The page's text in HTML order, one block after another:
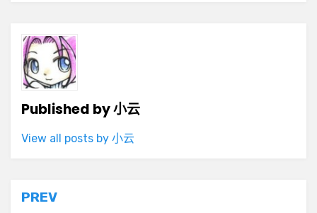
Published by小云
View all posts by 小云
文
PREV